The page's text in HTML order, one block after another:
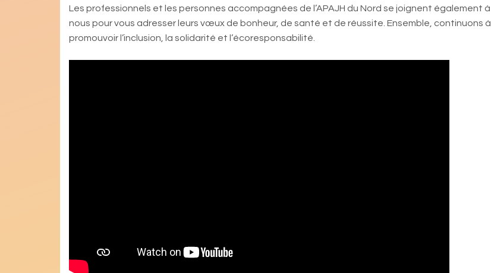
Les professionnels et les personnes accompagnées de l’APAJH du Nord se joignent également à
nous pour vous adresser leurs vœux de bonheur, de santé et de réussite. Ensemble, continuons à
promouvoir l’inclusion, la solidarité et l’écoresponsabilité.